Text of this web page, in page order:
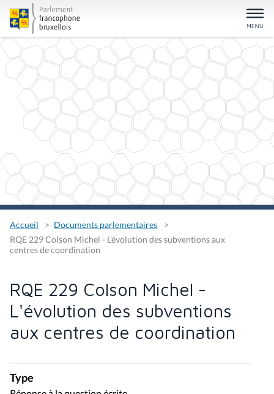
Accueil
Documents parlementaires
RQE 229 Colson Michel - L'évolution des subventions aux
centres de coordination
RQE 229 Colson Michel -
L'évolution des subventions
aux centres de coordination
Type